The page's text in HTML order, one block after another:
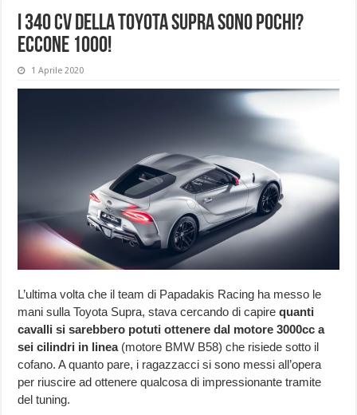
I 340 cv della Toyota Supra sono pochi?
Eccone 1000!
1 Aprile 2020
L’ultima volta che il team di Papadakis Racing ha messo le
mani sulla Toyota Supra, stava cercando di capirequanti
cavalli si sarebbero potuti ottenere dal motore 3000cc a
sei cilindri in linea(motore BMW B58) che risiede sotto il
cofano. A quanto pare, i ragazzacci si sono messi all’opera
per riuscire ad ottenere qualcosa di impressionante tramite
del tuning.